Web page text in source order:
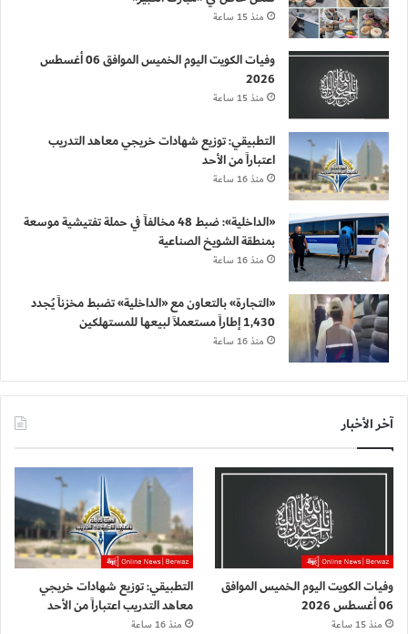
منذ 15 ساعة
وفيات الكويت اليوم الخميس الموافق 06 أغسطس
2026
منذ 15 ساعة
التطبيقي: توزيع شهادات خريجي معاهد التدريب
اعتباراً من الأحد
منذ 16 ساعة
«الداخلية»: ضبط 48 مخالفاً في حملة تفتيشية موسعة
بمنطقة الشويخ الصناعية
منذ 16 ساعة
«التجارة» بالتعاون مع «الداخلية» تضبط مخزناً يُجدد
1,430 إطاراً مستعملاً لبيعها للمستهلكين
منذ 16 ساعة
آخر الأخبار
وفيات الكويت اليوم الخميس الموافق
06 أغسطس 2026
منذ 15 ساعة
التطبيقي: توزيع شهادات خريجي
معاهد التدريب اعتباراً من الأحد
منذ 16 ساعة